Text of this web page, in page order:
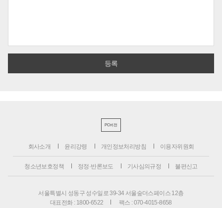
PC버전
회사소개 윤리강령 개인정보처리방침 이용자위원회
청소년보호정책 정정·반론보도 기사심의규정 불편신고
서울특별시 성동구 성수일로 39-34 서울숲더스페이스 12층
대표전화 : 1800-6522
팩스 : 070-4015-8658